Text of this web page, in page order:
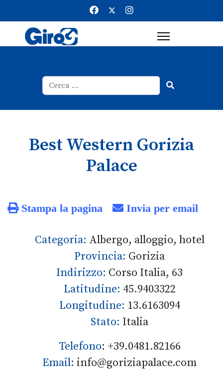
Best Western Gorizia
Palace
Stampa la pagina Invia per email
Categoria: Albergo, alloggio, hotel
Provincia: Gorizia
Indirizzo: Corso Italia, 63
Latitudine: 45.9403322
Longitudine: 13.6163094
Stato: Italia
Telefono: +39.0481.82166
Email: info@goriziapalace.com